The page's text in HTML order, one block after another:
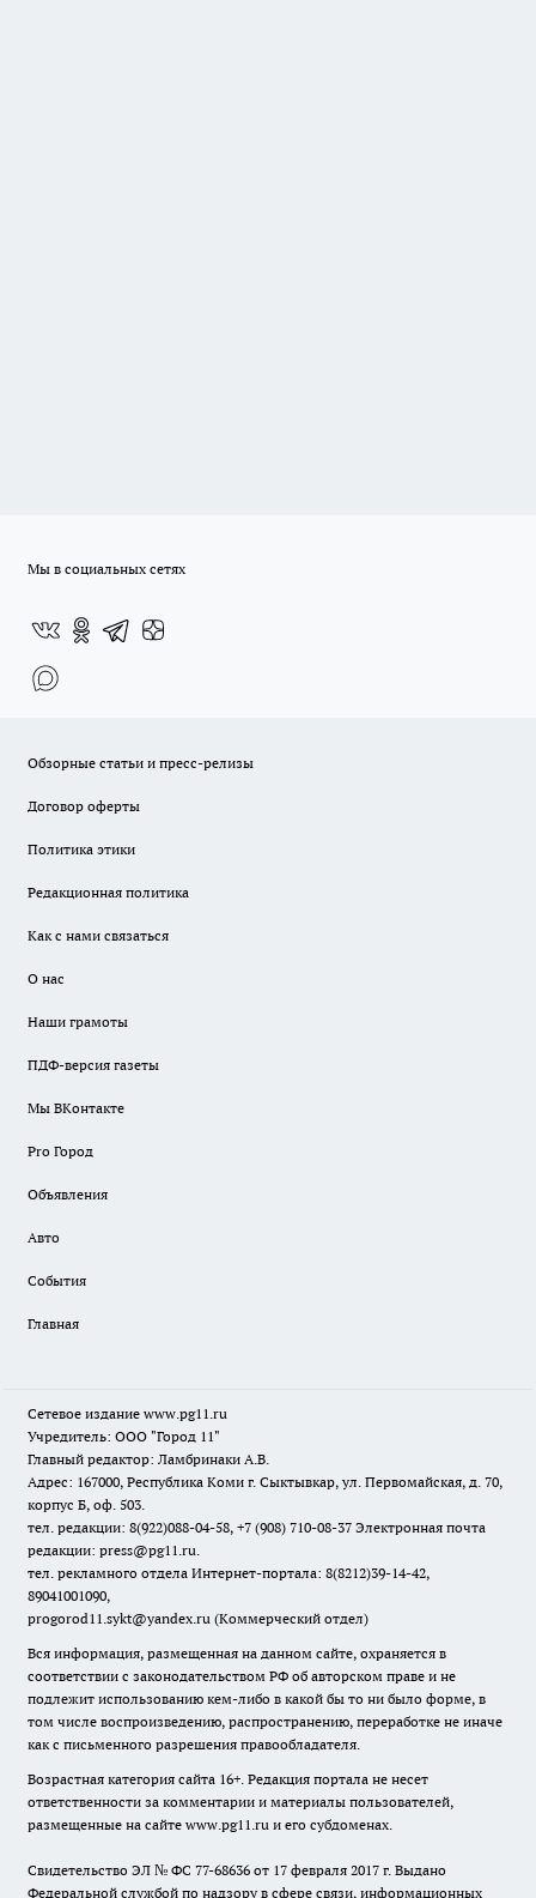
Мы в социальных сетях
Обзорные статьи и пресс-релизы
Договор оферты
Политика этики
Редакционная политика
Как с нами связаться
О нас
Наши грамоты
ПДФ-версия газеты
Мы ВКонтакте
Pro Город
Объявления
Авто
События
Главная
Сетевое издание www.pg11.ru
Учредитель: ООО "Город 11"
Главный редактор: Ламбринаки А.В.
Адрес: 167000, Республика Коми г. Сыктывкар, ул. Первомайская, д. 70,
корпус Б, оф. 503.
тел. редакции: 8(922)088-04-58, +7 (908) 710-08-37 Электронная почта
редакции: press@pg11.ru.
тел. рекламного отдела Интернет-портала: 8(8212)39-14-42,
89041001090,
progorod11.sykt@yandex.ru (Коммерческий отдел)
Вся информация, размещенная на данном сайте, охраняется в
соответствии с законодательством РФ об авторском праве и не
подлежит использованию кем-либо в какой бы то ни было форме, в
том числе воспроизведению, распространению, переработке не иначе
как с письменного разрешения правообладателя.
Возрастная категория сайта 16+. Редакция портала не несет
ответственности за комментарии и материалы пользователей,
размещенные на сайте www.pg11.ru и его субдоменах.
Свидетельство ЭЛ № ФС 77-68636 от 17 февраля 2017 г. Выдано
Федеральной службой по надзору в сфере связи, информационных